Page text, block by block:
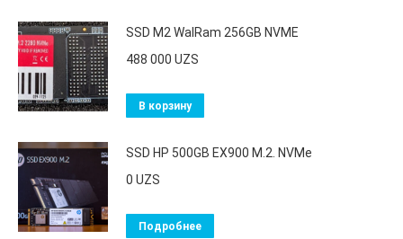
SSD M2 WalRam 256GB NVME
488 000 UZS
В корзину
SSD HP 500GB EX900 M.2. NVMe
0 UZS
Подробнее